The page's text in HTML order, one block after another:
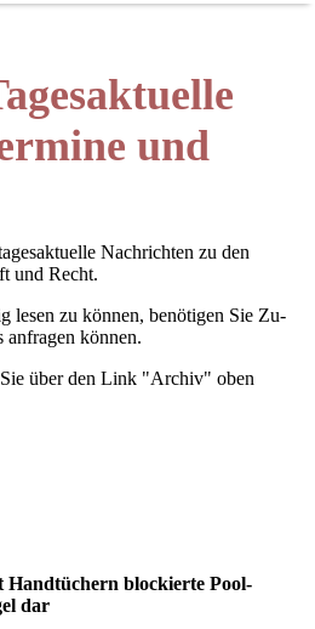
und
Nachrichten zu den
und Recht.
lesen zu können, benötigen Sie Zu­
anfragen können.
über den Link "Archiv" oben
blockierte Pool-
dar